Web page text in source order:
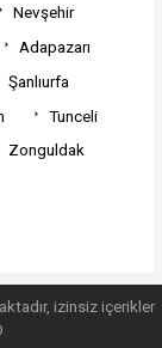
Nevşehir
Adapazarı
Şanlıurfa
Tunceli
Zonguldak
izinsiz içerikler